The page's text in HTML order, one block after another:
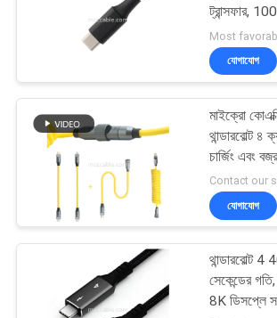
জেএসটি তারের জোতা
মোলেক্স কেবল সমাবেশ
ট্রান্সফার,
সুরক্ষিত
যোগাযোগ
মাইক্রো
থান্ডারবোল্ট ৪
চার্জিং এবং
জিবিপিএস
যোগাযোগ
থান্ডারবোল্ট 4
সেকেন্ডের
8K ডিসপ্লে